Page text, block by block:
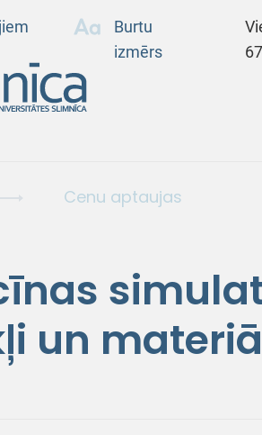
Burtu
izmērs
Cenu aptaujas
un